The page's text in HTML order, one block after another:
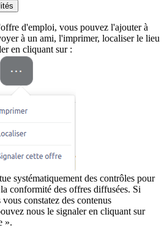
d'emploi, vous pouvez l'ajouter à
à un ami, l'imprimer, localiser le lieu
en cliquant sur :
systématiquement des contrôles pour
conformité des offres diffusées. Si
constatez des contenus
nous le signaler en cliquant sur
».